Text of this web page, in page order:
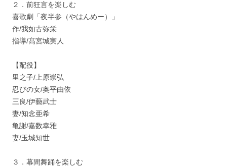
２．前狂言を楽しむ
喜歌劇「夜半参（やはんめー）」
作/我如古弥栄
指導/髙宮城実人
【配役】
里之子/上原崇弘
忍びの女/奥平由依
三良/伊藝武士
妻/知念亜希
亀謝/嘉数幸雅
妻/玉城知世
３．幕間舞踊を楽しむ